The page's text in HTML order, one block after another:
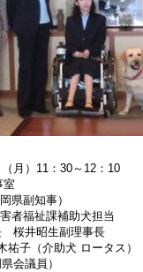
月）11：30～12：10
室
県副知事）
福祉課補助犬担当
井昭生副理事長
（介助犬 ロータス）
議員）